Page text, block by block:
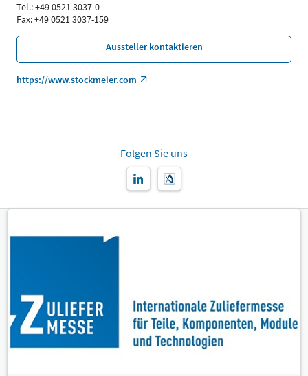
Tel.: +49 0521 3037-0
Fax: +49 0521 3037-159
Aussteller kontaktieren
https://www.stockmeier.com
Folgen Sie uns